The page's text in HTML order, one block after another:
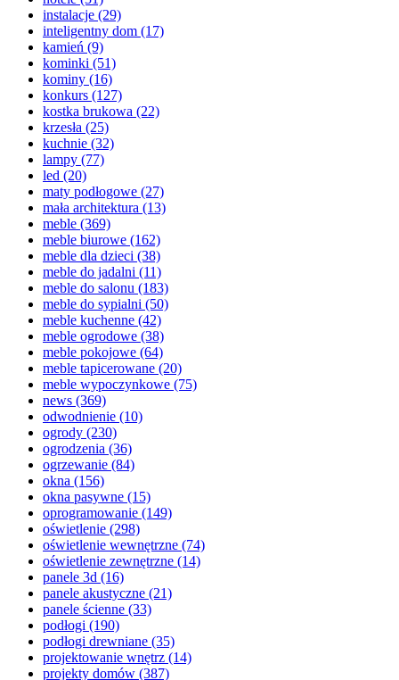
instalacje (29)
inteligentny dom (17)
kamień (9)
kominki (51)
kominy (16)
konkurs (127)
kostka brukowa (22)
krzesła (25)
kuchnie (32)
lampy (77)
led (20)
maty podłogowe (27)
mała architektura (13)
meble (369)
meble biurowe (162)
meble dla dzieci (38)
meble do jadalni (11)
meble do salonu (183)
meble do sypialni (50)
meble kuchenne (42)
meble ogrodowe (38)
meble pokojowe (64)
meble tapicerowane (20)
meble wypoczynkowe (75)
news (369)
odwodnienie (10)
ogrody (230)
ogrodzenia (36)
ogrzewanie (84)
okna (156)
okna pasywne (15)
oprogramowanie (149)
oświetlenie (298)
oświetlenie wewnętrzne (74)
oświetlenie zewnętrzne (14)
panele 3d (16)
panele akustyczne (21)
panele ścienne (33)
podłogi (190)
podłogi drewniane (35)
projektowanie wnętrz (14)
projekty domów (387)